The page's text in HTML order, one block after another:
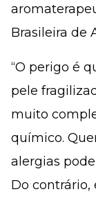
Brasileira de
“O perigo é
pele
muito
químico.
alergias
Do contrário,